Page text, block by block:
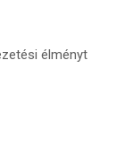
élményt